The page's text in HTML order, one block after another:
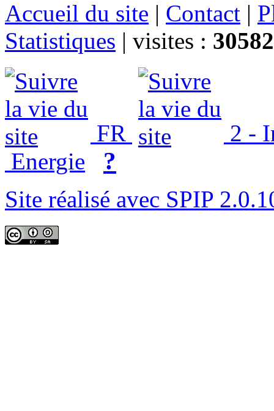
Accueil du site | Contact |
Statistiques | visites :
FR
2 -
Energie
?
Site réalisé avec SPIP